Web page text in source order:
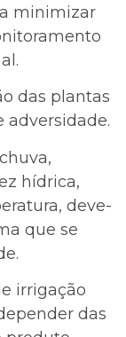
minimizar
das plantas
adversidade.
hídrica,
deve-
que se
irrigação
das